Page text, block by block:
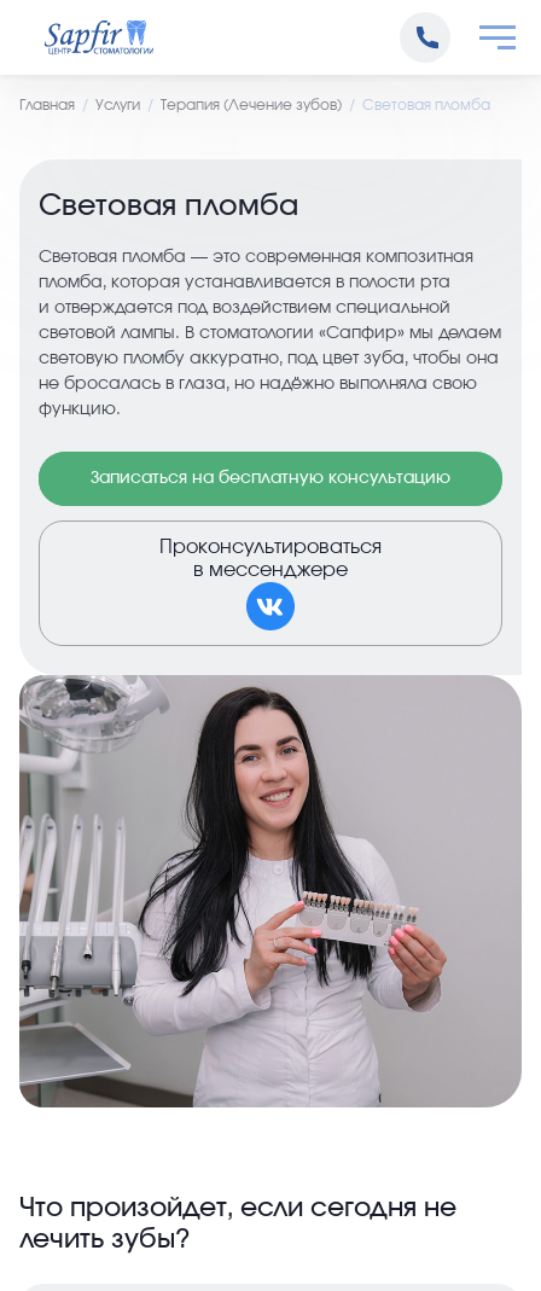
Главная Услуги Терапия (Лечение зубов) Световая пломба
Световая пломба
Световая пломба — это современная композитная
пломба, которая устанавливается в полости рта
и отверждается под воздействием специальной
световой лампы. В стоматологии «Сапфир» мы делаем
световую пломбу аккуратно, под цвет зуба, чтобы она
не бросалась в глаза, но надёжно выполняла свою
функцию.
Записаться на бесплатную консультацию
Проконсультироваться
в мессенджере
Что произойдет, если сегодня не
лечить зубы?